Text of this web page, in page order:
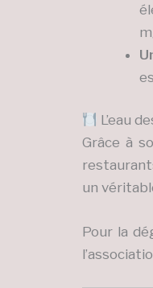
L’eau
Grâce à
un
Pour la